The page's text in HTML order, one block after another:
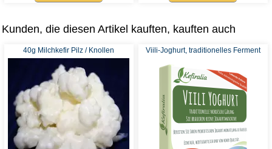
Kunden, die diesen Artikel kauften, kauften auch
40g Milchkefir Pilz / Knollen Viili-Joghurt, traditionelles Ferment